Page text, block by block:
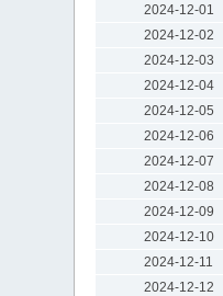
2024-12-01
2024-12-02
2024-12-03
2024-12-04
2024-12-05
2024-12-06
2024-12-07
2024-12-08
2024-12-09
2024-12-10
2024-12-11
2024-12-12